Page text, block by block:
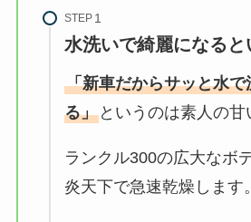
STEP
水洗いで綺麗になる
「新車だからサッと水で
る」というのは素人の甘
ランクル300の広大なボ
炎天下で急速乾燥します。